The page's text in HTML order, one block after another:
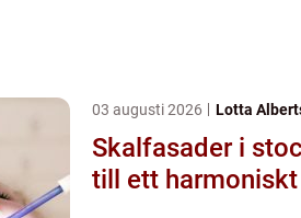
03 augusti 2026 Lotta
Skalfasader i
till ett